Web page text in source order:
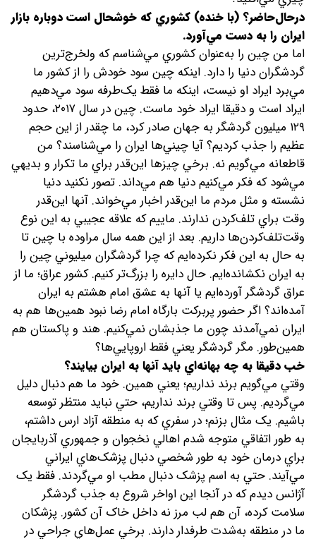
در‌حال‌حاضر؟ (با خنده) کشوري که خوشحال است دوباره بازار
ايران را به دست مي‌آورد.
اما من چین را به‌عنوان کشوري مي‌شناسم که ولخرج‌ترين
گردشگران دنيا را دارد. اينکه چين سود خودش را از کشور ما
مي‌برد ايراد او نيست، اينکه ما فقط يک‌طرفه سود مي‌دهيم
ايراد است و دقيقا ايراد خود ماست. چين در سال ۲۰۱۷، حدود
۱۲۹ ميليون گردشگر به جهان صادر کرد، ما چقدر از اين حجم
عظيم را جذب کرديم؟ آيا چيني‌ها ايران را مي‌شناسند؟ من
قاطعانه مي‌گويم نه. برخي چيزها اين‌قدر براي ما تکرار و بديهي
مي‌شود که فکر مي‌کنيم دنيا هم مي‌داند. تصور نکنيد دنيا
نشسته و مثل مردم ما اين‌قدر اخبار مي‌خواند. آنها اين‌قدر
وقت براي تلف‌کردن ندارند. ماييم که علاقه عجيبي به اين نوع
وقت‌تلف‌کردن‌ها داريم. بعد از اين همه سال مراوده با چين تا
به حال به اين فکر نکرده‌ايم که چرا گردشگران ميليوني چين را
به ايران نکشانده‌ايم. حال دايره را بزرگ‌تر کنيم. کشور عراق؛ ما از
عراق گردشگر آورده‌ايم يا آنها به عشق امام هشتم به ايران
آمده‌اند؟ اگر حضور پربرکت بارگاه امام رضا نبود همين‌ها هم به
ايران نمي‌آمدند چون ما جذبشان نمي‌کنيم. هند و پاکستان هم
همين‌طور. مگر گردشگر يعني فقط اروپايي‌ها؟
خب دقيقا به چه بهانه‌اي بايد آنها به ايران بيايند؟
وقتي مي‌گويم برند نداريم؛ يعني همين. خود ما هم دنبال دليل
مي‌گرديم. پس تا وقتي برند نداريم، حتي نبايد منتظر توسعه
باشيم. يک مثال بزنم؛ در سفري که به منطقه آزاد ارس داشتم،
به طور اتفاقي متوجه شدم اهالي نخجوان و جمهوري آذربايجان
براي درمان خود به طور شخصي دنبال پزشک‌هاي ايراني
مي‌آيند. حتي به اسم پزشک دنبال مطب او مي‌گردند. فقط يک
آژانس ديدم که در آنجا اين اواخر شروع به جذب گردشگر
سلامت کرده، آن هم لب مرز نه داخل خاک آن کشور. پزشکان
ما در منطقه به‌شدت طرفدار دارند. برخي عمل‌هاي جراحي در